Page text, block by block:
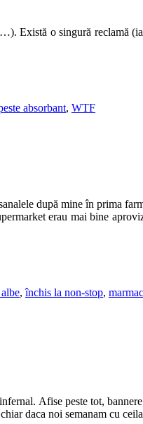
Există o singură reclamă
absorbant, WTF
după mine în prima
erau mai bine
, închis la non-stop,
Afise peste tot,
daca noi semanam cu